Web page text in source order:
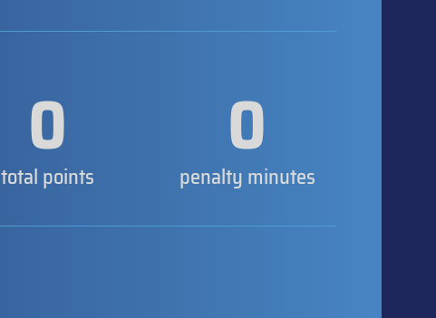
0
total points 0
penalty minutes